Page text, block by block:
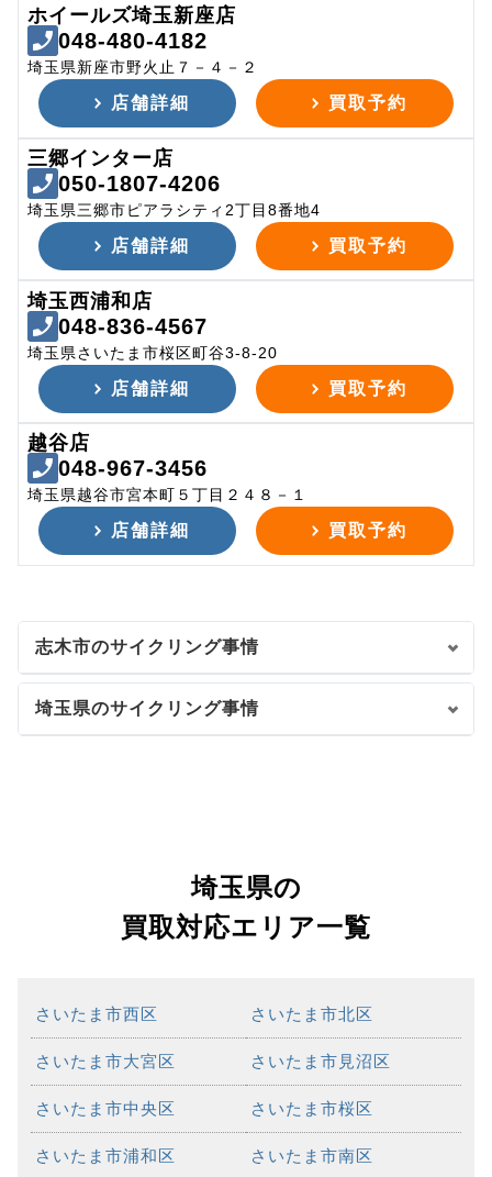
ホイールズ埼玉新座店
048-480-4182
埼玉県新座市野火止７－４－２
店舗詳細 買取予約
三郷インター店
050-1807-4206
埼玉県三郷市ピアラシティ2丁目8番地4
店舗詳細 買取予約
埼玉西浦和店
048-836-4567
埼玉県さいたま市桜区町谷3-8-20
店舗詳細 買取予約
越谷店
048-967-3456
埼玉県越谷市宮本町５丁目２４８－１
店舗詳細 買取予約
志木市のサイクリング事情
埼玉県のサイクリング事情
埼玉県の
買取対応エリア一覧
さいたま市西区 さいたま市北区
さいたま市大宮区 さいたま市見沼区
さいたま市中央区 さいたま市桜区
さいたま市浦和区 さいたま市南区